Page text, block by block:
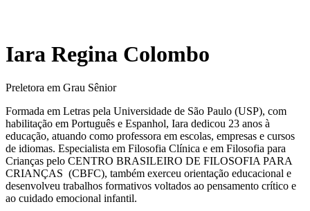
Iara Regina Colombo
Preletora em Grau Sênior
Formada em Letras pela Universidade de São Paulo (USP), com
habilitação em Português e Espanhol, Iara dedicou 23 anos à
educação, atuando como professora em escolas, empresas e cursos
de idiomas. Especialista em Filosofia Clínica e em Filosofia para
Crianças pelo CENTRO BRASILEIRO DE FILOSOFIA PARA
CRIANÇAS (CBFC), também exerceu orientação educacional e
desenvolveu trabalhos formativos voltados ao pensamento crítico e
ao cuidado emocional infantil.